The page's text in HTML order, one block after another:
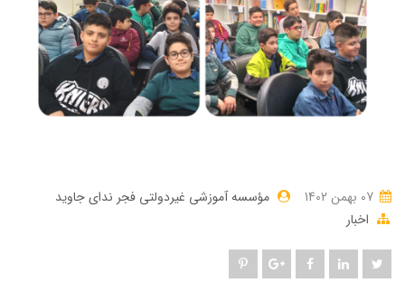
مؤسسه آموزشی غیردولتی فجر ندای جاوید
اخبار